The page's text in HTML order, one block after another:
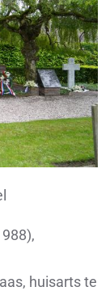
huisarts te